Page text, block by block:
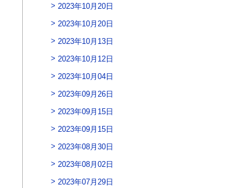
2023年10月20日
2023年10月20日
2023年10月13日
2023年10月12日
2023年10月04日
2023年09月26日
2023年09月15日
2023年09月15日
2023年08月30日
2023年08月02日
2023年07月29日